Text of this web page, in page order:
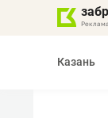
Казань